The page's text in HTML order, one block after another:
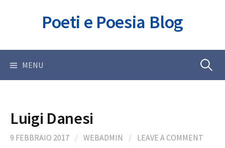
Poeti e Poesia Blog
MENU Ricerca
Luigi Danesi
9 FEBBRAIO 2017 / WEBADMIN / LEAVE A COMMENT